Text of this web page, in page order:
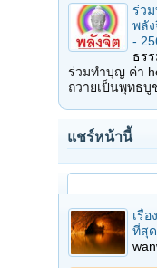
ร่วม
พลั
-
ธร
ร่วมทำบุญ ค่า
ถวายเป็นพุทธ
แชร์หน้านี้
เรื่
ที่สุ